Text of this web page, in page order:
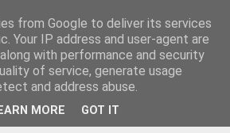
!
chemin susceptible de nous faire
de vérité, utilisons la par des moyens
Le temps qu'on remplisse nos
from Google to deliver its services
Your IP address and user-agent are
with performance and security
of service, generate usage
and address abuse.
MORE GOT IT